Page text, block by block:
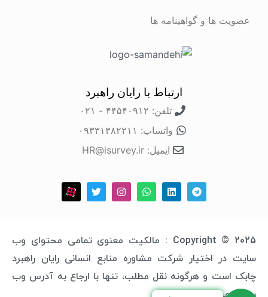
عضویت ها و گواهینامه ها
ارتباط با رایان راهبرد
تلفن: ۴۴۵۴۰۹۱۲ - ۰۲۱
واتساپ: ۰۹۳۳۱۳۸۲۲۱۱
ایمیل: HR@isurvey.ir
Copyright © 2025 : مالکیت معنوی تمامی محتوای وب
سایت در اختیار شرکت مشاوره منابع انسانی رایان راهبرد
چابک است و هرگونه نقل مطلب، تنها با ارجاع به آدرس وب